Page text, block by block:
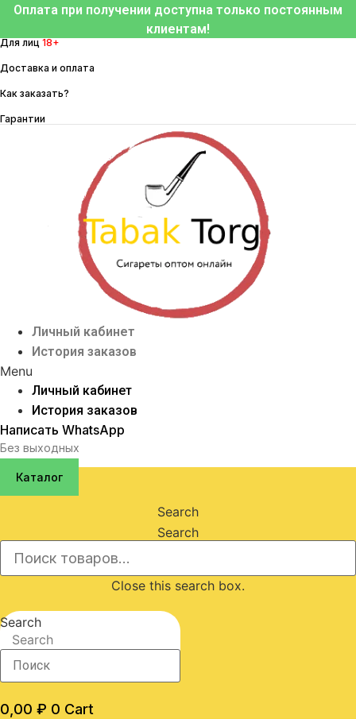
Перейти
содержимому
Оплата при получении доступна только постоянным
клиентам!
Для лиц 18+
Доставка и оплата
Как заказать?
Гарантии
Личный кабинет
История заказов
Menu
Личный кабинет
История заказов
Написать WhatsApp
Без выходных
Каталог
Search
Search
Close this search box.
Search
Search
0,00 ₽ 0 Cart